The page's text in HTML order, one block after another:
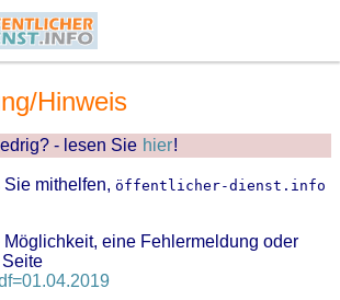
Hinweis
- lesen Sie hier!
mithelfen, öffentlicher-dienst.info
eine Fehlermeldung oder